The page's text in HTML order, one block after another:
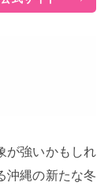
が強いかもしれ
沖縄の新たな冬